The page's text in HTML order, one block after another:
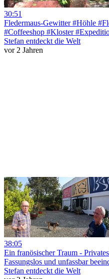
30:51
Fledermaus-Gewitter #Höhle
#Coffeeshop #Kloster
Stefan entdeckt die Welt
vor 2 Jahren
38:05
Ein franösischer Traum -
Fassungslos und unfassbar
Stefan entdeckt die Welt